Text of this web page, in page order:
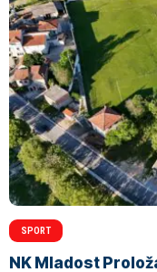
SPORT
NK Mladost